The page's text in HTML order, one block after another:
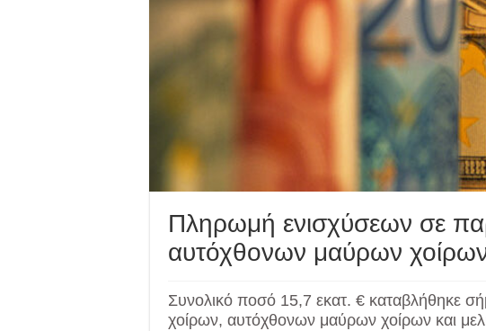
Πληρωμή ενισχύσεων σε
αυτόχθονων μαύρων χοίρων
Συνολικό ποσό 15,7 εκατ. € καταβλήθηκε
χοίρων, αυτόχθονων μαύρων χοίρων και